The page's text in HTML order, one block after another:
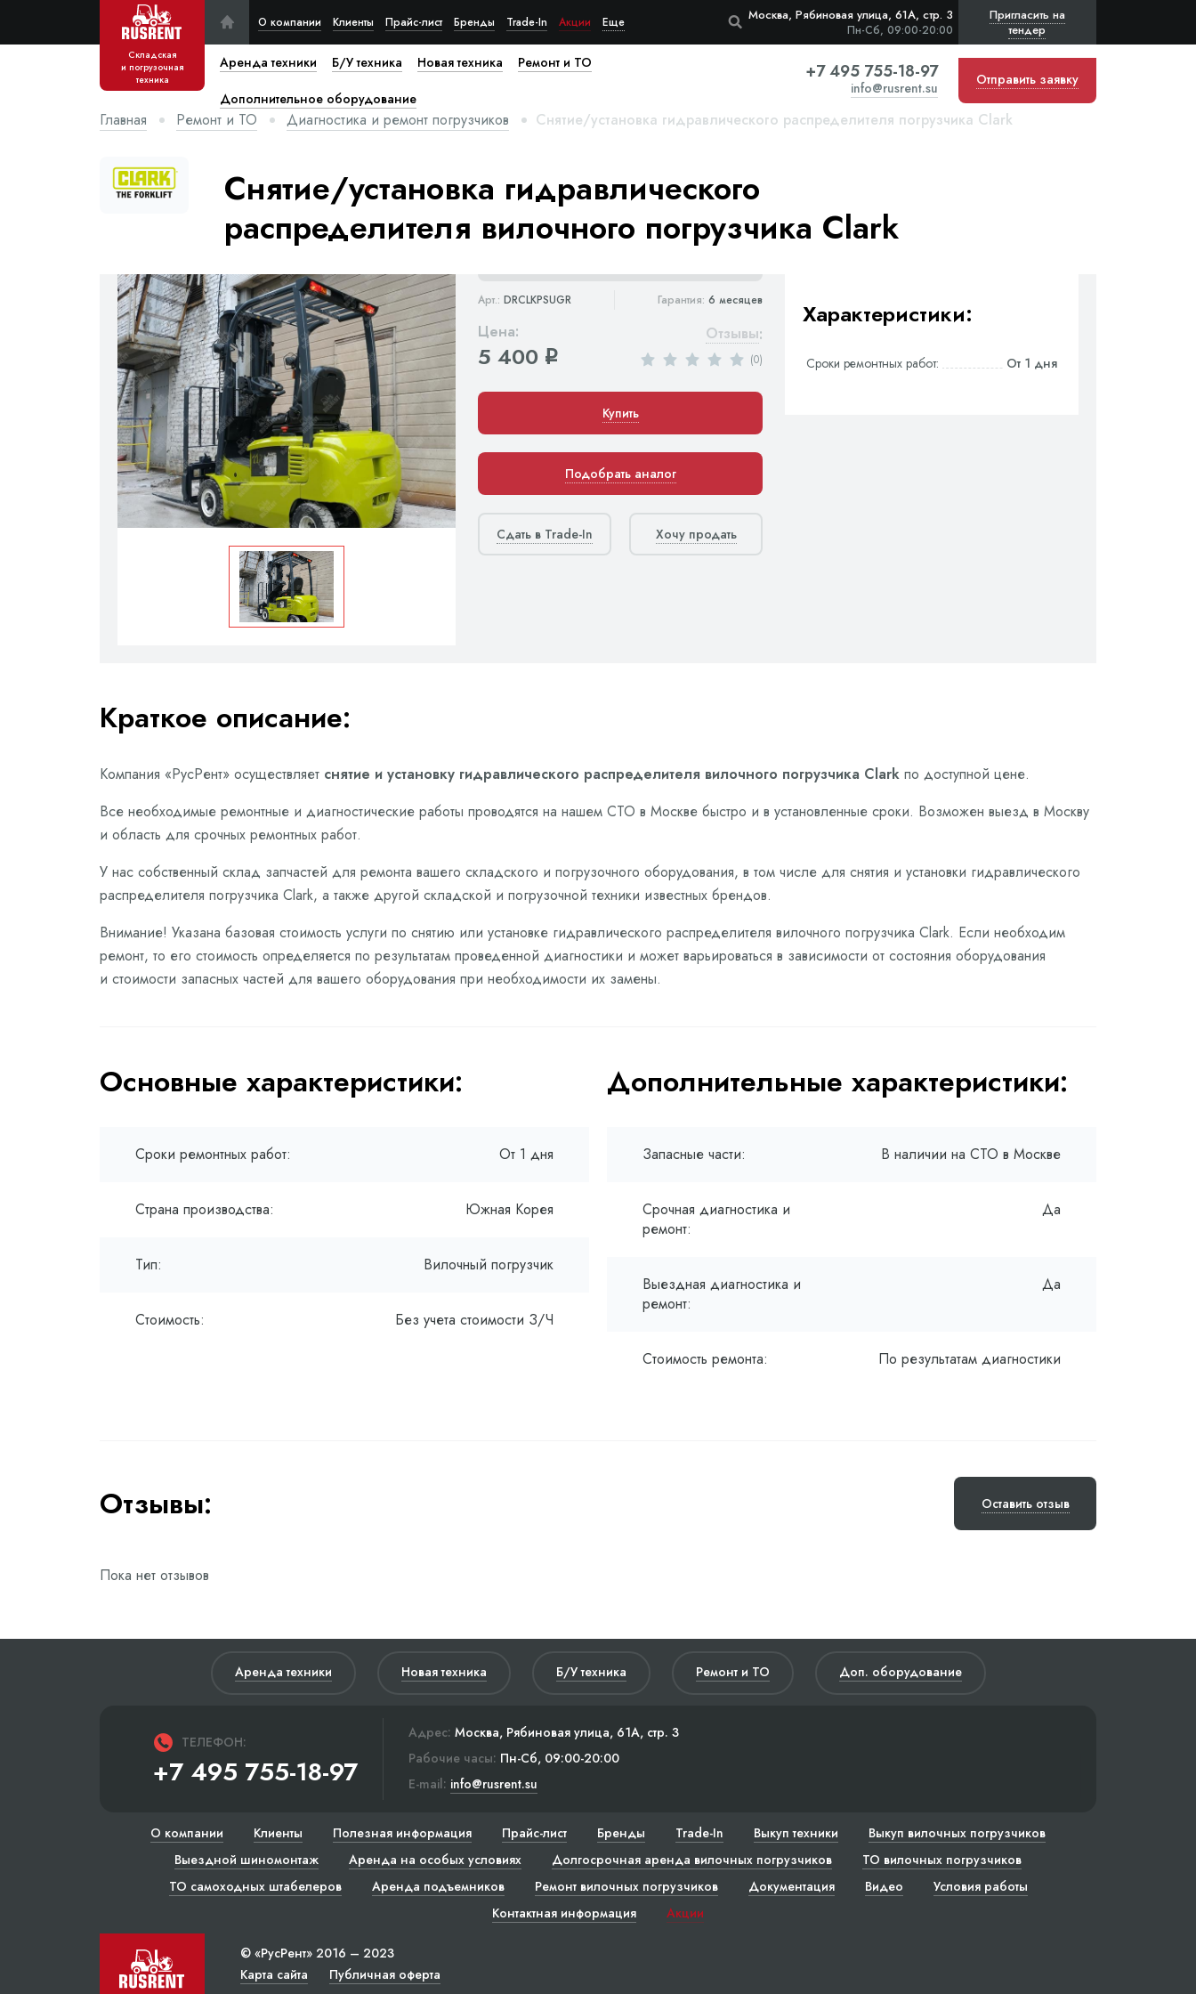
Складская
и погрузочная
техника
О компании Клиенты Прайс-лист Бренды Trade-In Акции Еще Москва, Рябиновая улица, 61А, стр. 3
Пн-Сб, 09:00-20:00
Пригласить на
тендер
Аренда техники Б/У техника Новая техника Ремонт и ТО
Дополнительное оборудование
+7 495 755-18-97
info@rusrent.su Отправить заявку
Главная Ремонт и ТО Диагностика и ремонт погрузчиков Снятие/установка гидравлического распределителя погрузчика Clark
Снятие/установка гидравлического
распределителя вилочного погрузчика Clark
Арт.: DRCLKPSUGR Гарантия: 6 месяцев
Цена:
5 400 q
Отзывы:
(0)
Купить
Подобрать аналог
Сдать в Trade-In Хочу продать
Характеристики:
Сроки ремонтных работ: От 1 дня
Краткое описание:
Компания «РусРент» осуществляет снятие и установку гидравлического распределителя вилочного погрузчика Clark по доступной цене.
Все необходимые ремонтные и диагностические работы проводятся на нашем СТО в Москве быстро и в установленные сроки. Возможен выезд в Москву
и область для срочных ремонтных работ.
У нас собственный склад запчастей для ремонта вашего складского и погрузочного оборудования, в том числе для снятия и установки гидравлического
распределителя погрузчика Clark, а также другой складской и погрузочной техники известных брендов.
Внимание! Указана базовая стоимость услуги по снятию или установке гидравлического распределителя вилочного погрузчика Clark. Если необходим
ремонт, то его стоимость определяется по результатам проведенной диагностики и может варьироваться в зависимости от состояния оборудования
и стоимости запасных частей для вашего оборудования при необходимости их замены.
Основные характеристики:
Сроки ремонтных работ: От 1 дня
Страна производства: Южная Корея
Тип: Вилочный погрузчик
Стоимость: Без учета стоимости З/Ч
Дополнительные характеристики:
Запасные части: В наличии на СТО в Москве
Срочная диагностика и
ремонт:
Да
Выездная диагностика и
ремонт:
Да
Стоимость ремонта: По результатам диагностики
Отзывы: Оставить отзыв
Пока нет отзывов
Аренда техники Новая техника Б/У техника Ремонт и ТО Доп. оборудование
ТЕЛЕФОН:
+7 495 755-18-97
Адрес: Москва, Рябиновая улица, 61А, стр. 3
Рабочие часы: Пн-Сб, 09:00-20:00
E-mail: info@rusrent.su
О компании Клиенты Полезная информация Прайс-лист Бренды Trade-In Выкуп техники
Выкуп вилочных погрузчиков
Выездной шиномонтаж
Аренда на особых условиях Долгосрочная аренда вилочных погрузчиков
ТО вилочных погрузчиков
ТО самоходных штабелеров
Аренда подъемников Ремонт вилочных погрузчиков Документация Видео
Условия работы
Контактная информация
Акции
© «РусРент» 2016 – 2023
Карта сайта
Публичная оферта